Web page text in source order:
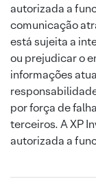
autorizada a
comunicação
está sujeita a
ou prejudicar o
informações
por força de
terceiros. A XP
autorizada a